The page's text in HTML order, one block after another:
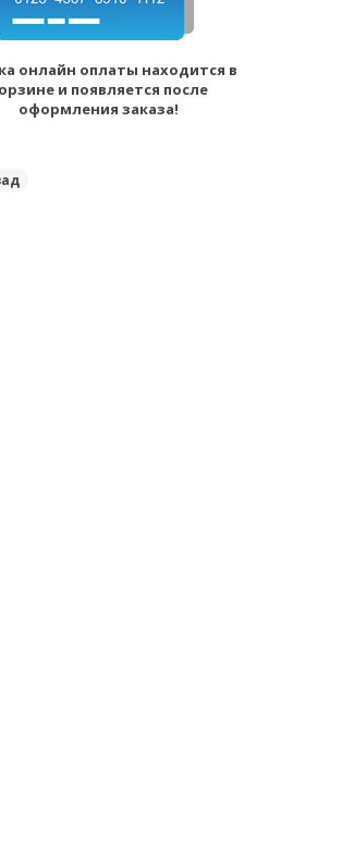
онлайн оплаты находится в
и появляется после
оформления заказа!